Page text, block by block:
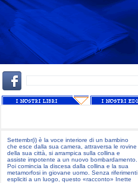
Settembr(i) è la voce interiore di un bambino
che esce dalla sua camera, attraversa le rovine
della sua città, si arrampica sulla collina e
assiste impotente a un nuovo bombardamento.
Poi comincia la discesa dalla collina e la sua
metamorfosi in giovane uomo. Senza riferimenti
espliciti a un luogo, questo «racconto» Inette